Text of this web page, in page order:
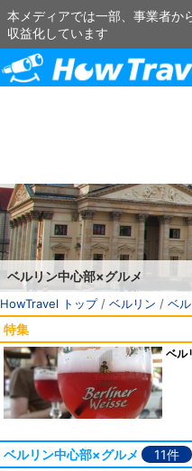
本メディアでは一部、事業者か
収益化しています
ベルリン中心部×グルメ
HowTravel トップ/ ベルリン / ベ
特集
ベル
ベルリン中心部×グルメ 11件